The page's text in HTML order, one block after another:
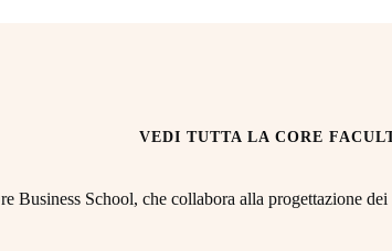
VEDI TUTTA LA CORE
Business School, che collabora alla progettazione dei